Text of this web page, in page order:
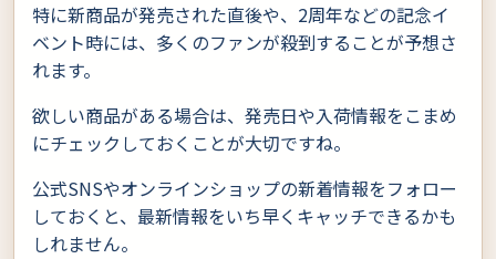
特に新商品が発売された直後や、2周年などの記念イ
ベント時には、多くのファンが殺到することが予想さ
れます。
欲しい商品がある場合は、発売日や入荷情報をこまめ
にチェックしておくことが大切ですね。
公式SNSやオンラインショップの新着情報をフォロー
しておくと、最新情報をいち早くキャッチできるかも
しれません。